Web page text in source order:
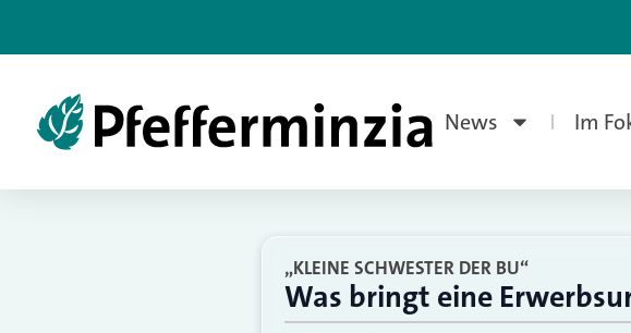
News Im
„KLEINE SCHWESTER DER BU“
Was bringt eine